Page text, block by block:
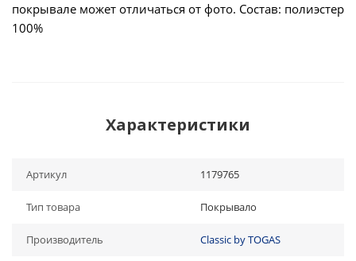
покрывале может отличаться от фото. Состав: полиэстер
100%
Характеристики
Артикул 1179765
Тип товара Покрывало
Производитель Classic by TOGAS